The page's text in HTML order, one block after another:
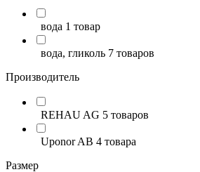
вода 1 товар
вода, гликоль 7 товаров
Производитель
REHAU AG 5 товаров
Uponor AB 4 товара
Размер